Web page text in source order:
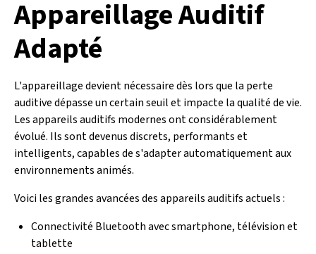
Appareillage Auditif
Adapté
L'appareillage devient nécessaire dès lors que la perte
auditive dépasse un certain seuil et impacte la qualité de vie.
Les appareils auditifs modernes ont considérablement
évolué. Ils sont devenus discrets, performants et
intelligents, capables de s'adapter automatiquement aux
environnements animés.
Voici les grandes avancées des appareils auditifs actuels :
Connectivité Bluetooth avec smartphone, télévision et
tablette